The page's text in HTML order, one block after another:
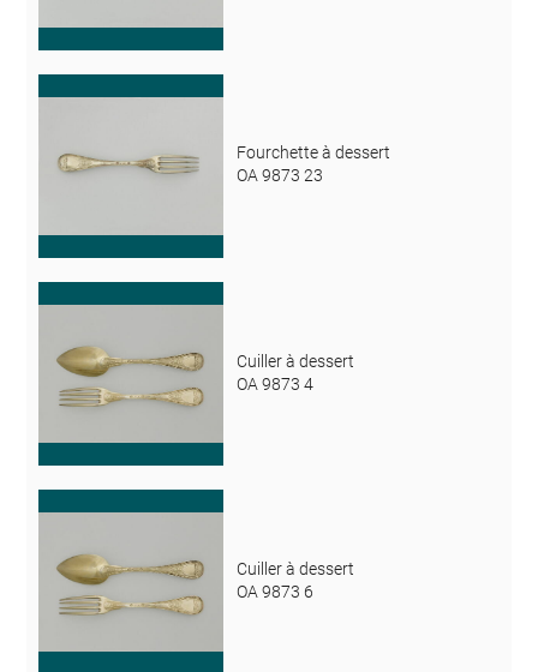
Fourchette à dessert
OA 9873 23
Cuiller à dessert
OA 9873 4
Cuiller à dessert
OA 9873 6